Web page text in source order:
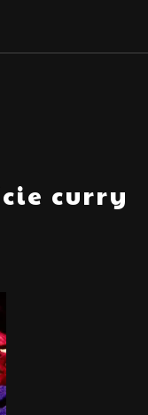
curry